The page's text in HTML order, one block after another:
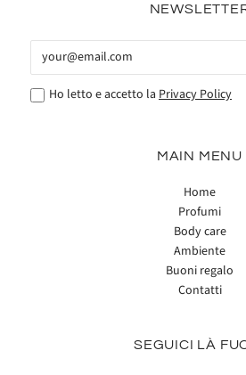
Ho letto e accetto la Privacy Policy
MAIN MENU
Home
Profumi
Body care
Ambiente
Buoni regalo
Contatti
SEGUICI LÀ